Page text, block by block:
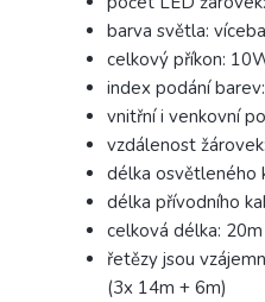
barva světla:
celkový příkon:
index podání
vnitřní i venkovní
vzdálenost
délka osvětleného
délka přívodního
celková délka: 20m
řetězy jsou
(3x 14m + 6m)